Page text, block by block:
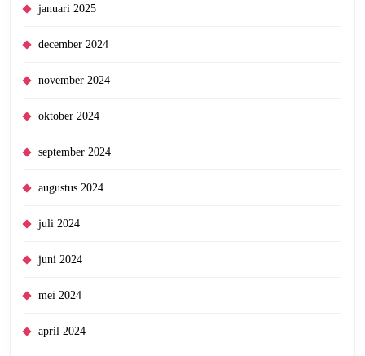
januari 2025
december 2024
november 2024
oktober 2024
september 2024
augustus 2024
juli 2024
juni 2024
mei 2024
april 2024